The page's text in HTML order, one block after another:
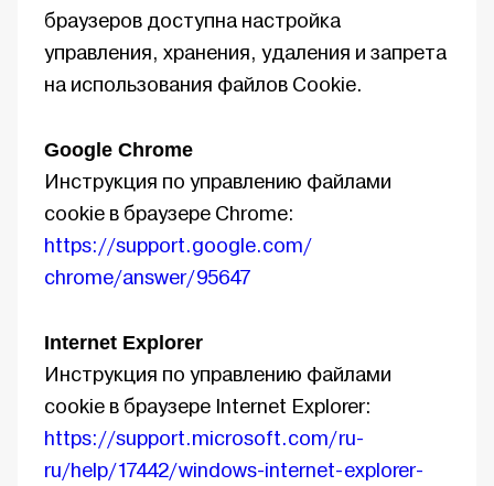
браузеров доступна настройка
управления, хранения, удаления и запрета
на использования файлов Cookie.
Google Chrome
Инструкция по управлению файлами
cookie в браузере Chrome:
https://support.google.com/
chrome/answer/ 95647
Internet Explorer
Инструкция по управлению файлами
cookie в браузере Internet Explorer:
https://support.microsoft.com/ ru-
ru/help/17442/ windows-internet- explorer-